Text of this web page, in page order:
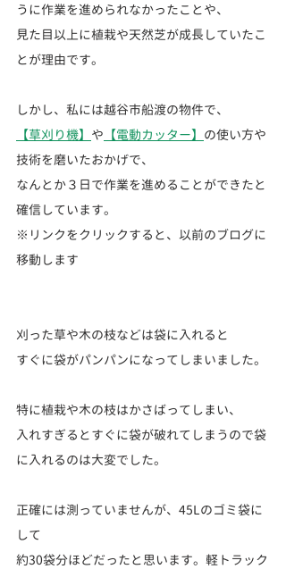
うに作業を進められなかったことや、
見た目以上に植栽や天然芝が成長していたこ
とが理由です。
しかし、私には越谷市船渡の物件で、
【草刈り機】 や 【電動カッター】 の使い方や
技術を磨いたおかげで、
なんとか３日で作業を進めることができたと
確信しています。
※リンクをクリックすると、以前のブログに
移動します
刈った草や木の枝などは袋に入れると
すぐに袋がパンパンになってしまいました。
特に植栽や木の枝はかさばってしまい、
入れすぎるとすぐに袋が破れてしまうので袋
に入れるのは大変でした。
正確には測っていませんが、45Lのゴミ袋に
して
約30袋分ほどだったと思います。軽トラック